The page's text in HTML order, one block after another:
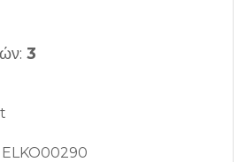
3
ELKO00290